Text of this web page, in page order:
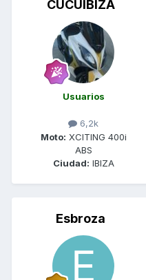
CUCUIBIZA
Usuarios
6,2k
Moto: XCITING 400i
ABS
Ciudad: IBIZA
Esbroza